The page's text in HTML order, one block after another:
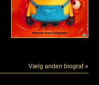
Vælg anden biograf »